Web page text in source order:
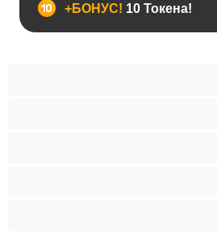
+БОНУС! 10 Токена!